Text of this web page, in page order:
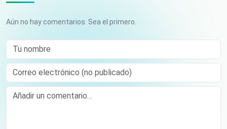
Aún no hay comentarios. Sea el primero.
Tu nombre
Correo electrónico (no publicado)
Comment